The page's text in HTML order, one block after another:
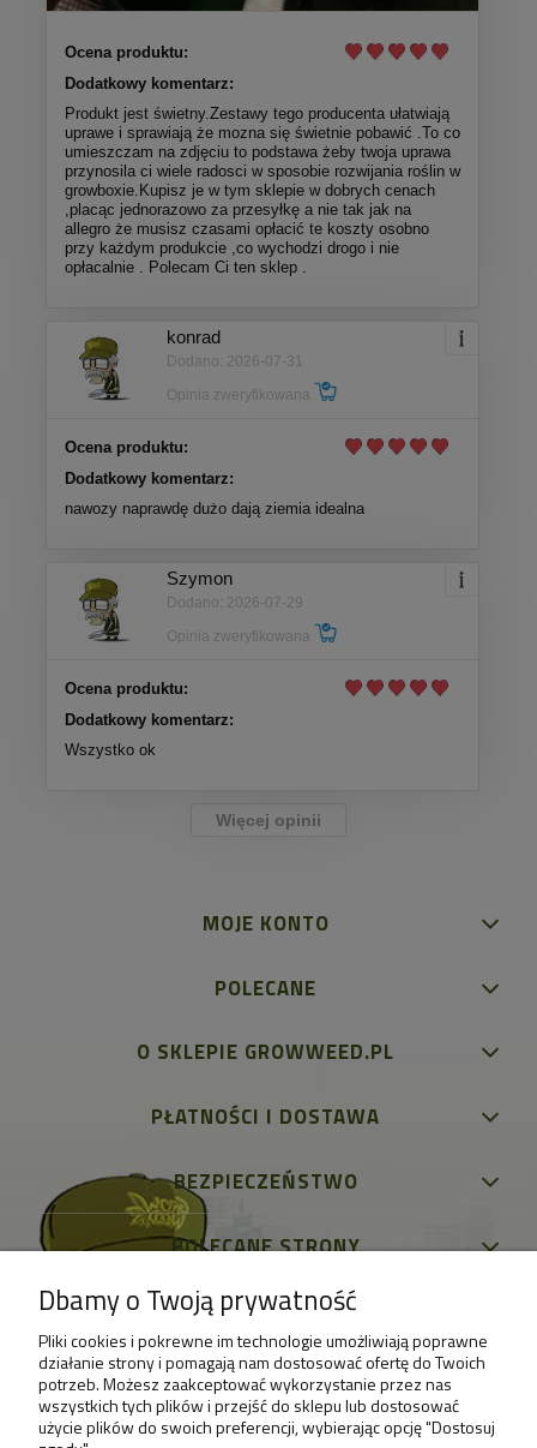
Ocena produktu:
Dodatkowy komentarz:
Produkt jest świetny.Zestawy tego producenta ułatwiają
uprawe i sprawiają że mozna się świetnie pobawić .To co
umieszczam na zdjęciu to podstawa żeby twoja uprawa
przynosila ci wiele radosci w sposobie rozwijania roślin w
growboxie.Kupisz je w tym sklepie w dobrych cenach
,placąc jednorazowo za przesyłkę a nie tak jak na
allegro że musisz czasami opłacić te koszty osobno
przy każdym produkcie ,co wychodzi drogo i nie
opłacalnie . Polecam Ci ten sklep .
konrad
Dodano: 2026-07-31
Opinia zweryfikowana
Ocena produktu:
Dodatkowy komentarz:
nawozy naprawdę dużo dają ziemia idealna
Szymon
Dodano: 2026-07-29
Opinia zweryfikowana
Ocena produktu:
Dodatkowy komentarz:
Wszystko ok
Więcej opinii
MOJE KONTO
POLECANE
O SKLEPIE GROWWEED.PL
PŁATNOŚCI I DOSTAWA
BEZPIECZEŃSTWO
POLECANE STRONY
Dbamy o Twoją prywatność
Pliki cookies i pokrewne im technologie umożliwiają poprawne
działanie strony i pomagają nam dostosować ofertę do Twoich
potrzeb. Możesz zaakceptować wykorzystanie przez nas
wszystkich tych plików i przejść do sklepu lub dostosować
użycie plików do swoich preferencji, wybierając opcję "Dostosuj